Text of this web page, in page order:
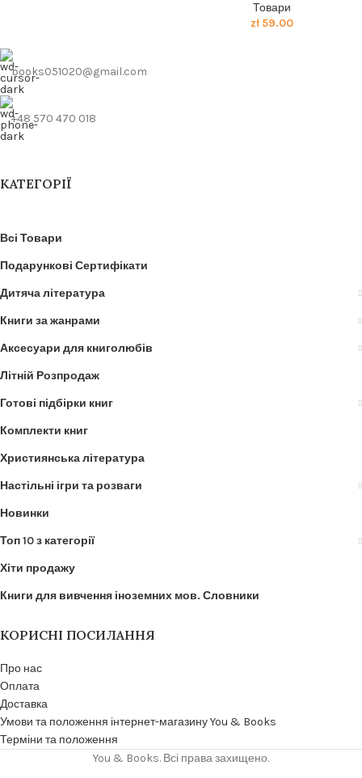
Товари
zł59.00
books051020@gmail.com
+48 570 470 018
КАТЕГОРІЇ
Всі Товари
Подарункові Сертифікати
Дитяча література
Книги за жанрами
Аксесуари для книголюбів
Літній Розпродаж
Готові підбірки книг
Комплекти книг
Християнська література
Настільні ігри та розваги
Новинки
Топ 10 з категорії
Хіти продажу
Книги для вивчення іноземних мов. Словники
КОРИСНІ ПОСИЛАННЯ
Про нас
Оплата
Доставка
Умови та положення інтернет-магазину You & Books
Терміни та положення
You & Books. Всі права захищено.